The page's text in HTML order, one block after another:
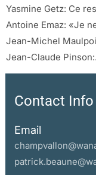
Yasmine Getz: Ce
Antoine Emaz: «Je
Jean-Michel
Jean-Claude
Contact Info
Email